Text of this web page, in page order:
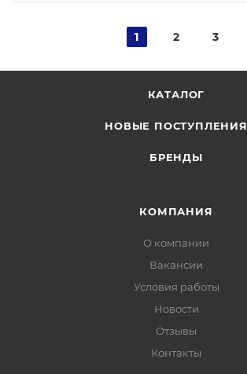
1 2 3
КАТАЛОГ
НОВЫЕ ПОСТУПЛЕНИЯ
БРЕНДЫ
КОМПАНИЯ
О компании
Вакансии
Условия работы
Новости
Отзывы
Контакты